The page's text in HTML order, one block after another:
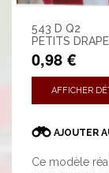
543 D Q2
PETITS
0,98 €
AFFICHER
AJOUTER
Ce modèle